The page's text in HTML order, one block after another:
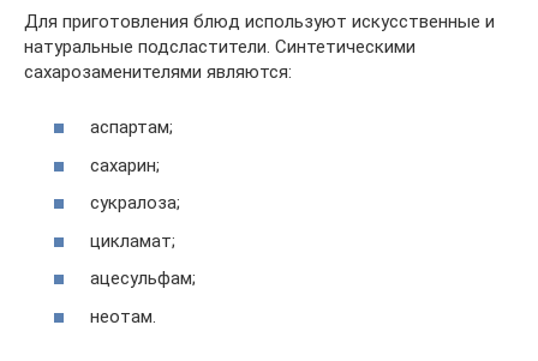
Для приготовления блюд используют искусственные и
натуральные подсластители. Синтетическими
сахарозаменителями являются:
аспартам;
сахарин;
сукралоза;
цикламат;
ацесульфам;
неотам.